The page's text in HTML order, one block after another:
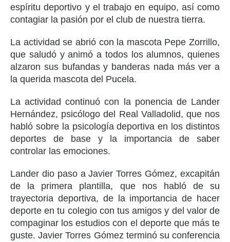
espíritu deportivo y el trabajo en equipo, así como
contagiar la pasión por el club de nuestra tierra.
La actividad se abrió con la mascota Pepe Zorrillo,
que saludó y animó a todos los alumnos, quienes
alzaron sus bufandas y banderas nada más ver a
la querida mascota del Pucela.
La actividad continuó con la ponencia de Lander
Hernández, psicólogo del Real Valladolid, que nos
habló sobre la psicología deportiva en los distintos
deportes de base y la importancia de saber
controlar las emociones.
Lander dio paso a Javier Torres Gómez, excapitán
de la primera plantilla, que nos habló de su
trayectoria deportiva, de la importancia de hacer
deporte en tu colegio con tus amigos y del valor de
compaginar los estudios con el deporte que más te
guste. Javier Torres Gómez terminó su conferencia